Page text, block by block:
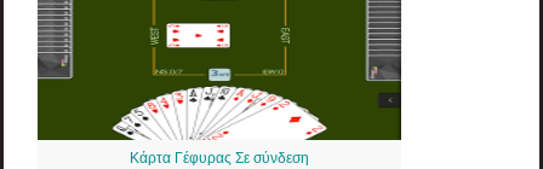
Κάρτα Γέφυρας Σε σύνδεση